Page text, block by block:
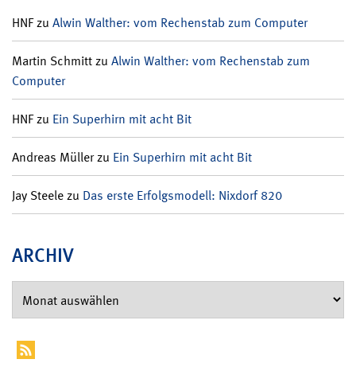
HNFzu Alwin Walther: vom Rechenstab zum Computer
Martin Schmittzu Alwin Walther: vom Rechenstab zum
Computer
HNFzu Ein Superhirn mit acht Bit
Andreas Müllerzu Ein Superhirn mit acht Bit
Jay Steelezu Das erste Erfolgsmodell: Nixdorf 820
ARCHIV